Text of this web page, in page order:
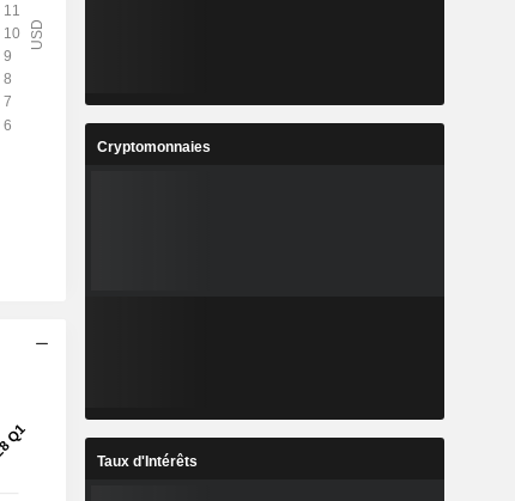
Cryptomonnaies
Taux d'Intérêts